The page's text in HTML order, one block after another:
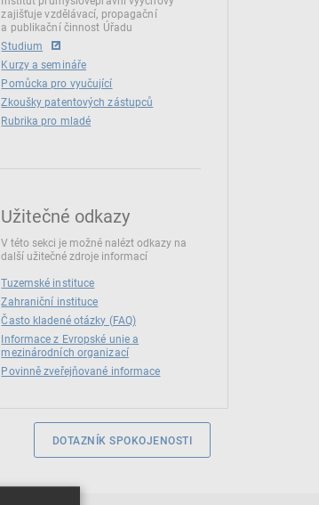
zajišťuje vzdělávací, propagační
a publikační činnost Úřadu
Studium
Kurzy a semináře
Pomůcka pro vyučující
Zkoušky patentových zástupců
Rubrika pro mladé
Užitečné odkazy
V této sekci je možné nalézt odkazy na
další užitečné zdroje informací
Tuzemské instituce
Zahraniční instituce
Často kladené otázky (FAQ)
Informace z Evropské unie a
mezinárodních organizací
Povinně zveřejňované informace
DOTAZNÍK SPOKOJENOSTI